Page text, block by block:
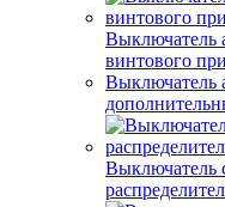
Выключатель
винтового
Выключатель
Выключатель